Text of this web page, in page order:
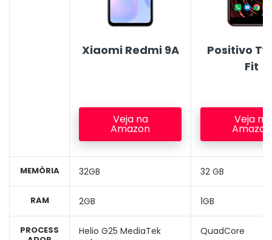
MEMÓRIA
RAM
PROCESS
Xiaomi Redmi 9A
Veja na
Amazon
32GB
2GB
Helio G25 MediaTek
Positivo
Fit
Veja na
Amazon
32 GB
1GB
QuadCore